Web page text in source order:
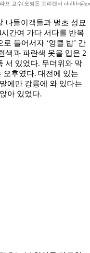
프 교수(오병돈 프리랜서
나들이객들과 벌초 성묘
간여 가다 서다를 반복
들어서자 ‘엉클 밥’ 간
색과 파란색 옷을 입은 2
서 있었다. 무더위와 막
오후였다. 대전에 있는
에만 강릉에 와 있다는
아 있었다.